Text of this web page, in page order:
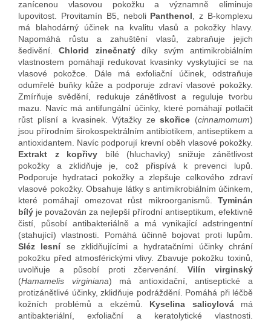
zanícenou vlasovou pokožku a významně eliminuje
lupovitost. Provitamín B5, neboli Panthenol , z B-komplexu
má blahodárný účinek na kvalitu vlasů a pokožky hlavy.
Napomáhá růstu a zahuštění vlasů, zabraňuje jejich
šedivění.Chlorid zinečnatýdíky svým antimikrobiálním
vlastnostem pomáhají redukovat kvasinky vyskytující se na
vlasové pokožce. Dále má exfoliační účinek, odstraňuje
odumřelé buňky kůže a podporuje zdraví vlasové pokožky.
Zmírňuje svědění, redukuje zánětlivost a reguluje tvorbu
mazu. Navíc má antifungální účinky, které pomáhají potlačit
růst plísní a kvasinek. Výtažky zeskořice (cinnamomum)
jsou přírodním širokospektrálním antibiotikem, antiseptikem a
antioxidantem. Navíc podporují krevní oběh vlasové pokožky.
Extrakt z kopřivy bílé (hluchavky) snižuje zánětlivost
pokožky a zklidňuje je, což přispívá k prevenci lupů.
Podporuje hydrataci pokožky a zlepšuje celkového zdraví
vlasové pokožky. Obsahuje látky s antimikrobiálním účinkem,
které pomáhají omezovat růst mikroorganismů. Tyminán
bílý je považován za nejlepší přírodní antiseptikum, efektivně
čistí, působí antibakteriálně a má vynikající adstringentní
(stahující) vlastnosti. Pomáhá účinně bojovat proti lupům.
Sléz lesníse zklidňujícími a hydratačními účinky chrání
pokožku před atmosférickými vlivy. Zbavuje pokožku toxinů,
uvolňuje a působí proti zčervenání.Vilín virginský
(Hamamelis virginiana) má antioxidační, antiseptické a
protizánětlivé účinky, zklidňuje podráždění. Pomáhá při léčbě
kožních problémů a ekzémů. Kyselina salicylovámá
antibakteriální, exfoliační a keratolytické vlastnosti.